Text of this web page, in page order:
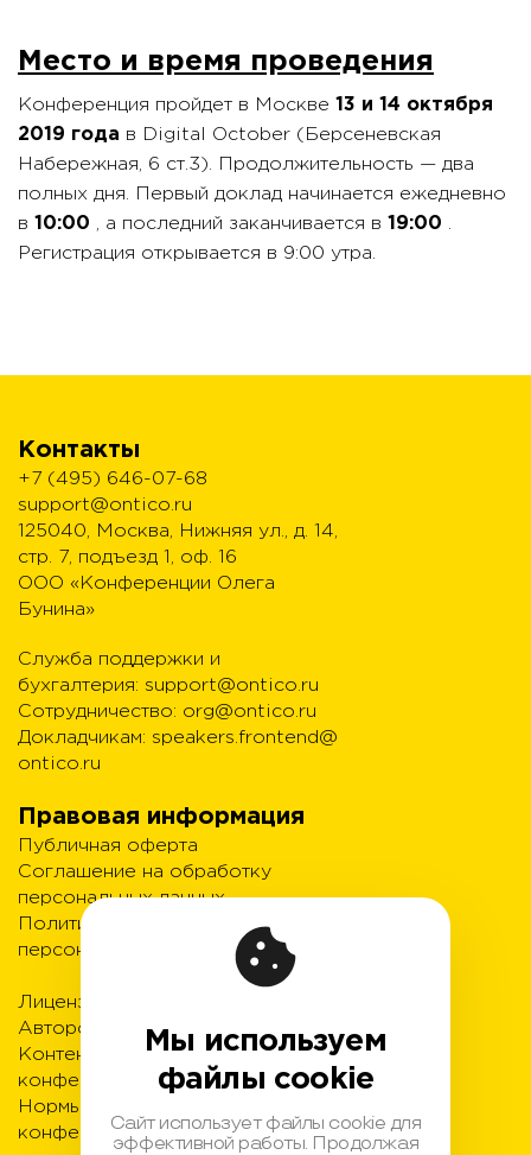
Место и время проведения
Конференция пройдет в Москве 13 и 14 октября
2019 года в Digital October (Берсеневская
Набережная, 6 ст.3). Продолжительность — два
полных дня. Первый доклад начинается ежедневно
в 10:00 , а последний заканчивается в 19:00 .
Регистрация открывается в 9:00 утра.
Контакты
+7 (495) 646-07-68
support@ontico.ru
125040, Москва, Нижняя ул., д. 14,
стр. 7, подъезд 1, оф. 16
ООО «Конференции Олега
Бунина»
Служба поддержки и
бухгалтерия: support@ontico.ru
Сотрудничество: org@ontico.ru
Докладчикам: speakers.frontend@
ontico.ru
Правовая информация
Публичная оферта
Соглашение на обработку
персональных данных
Политика обработки
персональных данных
Лицензионный договор с
Автором
Контентная политика
конференции
Нормы поведения для
конференции
Мы используем
файлы cookie
Сайт использует файлы cookie для
эффективной работы. Продолжая